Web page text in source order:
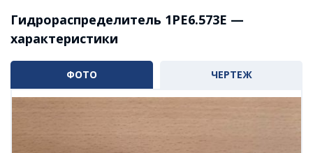
Гидрораспределитель 1РЕ6.573Е —
характеристики
ФОТО ЧЕРТЕЖ